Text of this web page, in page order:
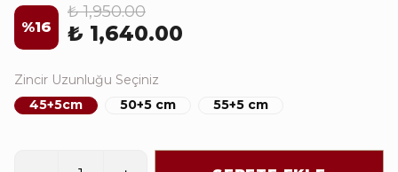
%16
₺ 1,950.00
₺ 1,640.00
Zincir Uzunluğu Seçiniz
45+5cm
50+5 cm 55+5 cm